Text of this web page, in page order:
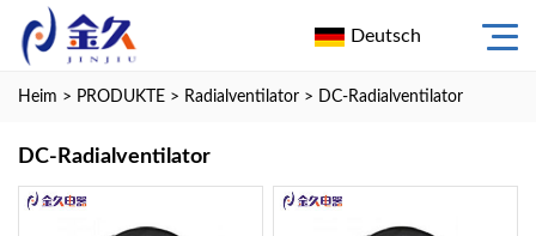
Deutsch
Heim > PRODUKTE > Radialventilator > DC-Radialventilator
DC-Radialventilator